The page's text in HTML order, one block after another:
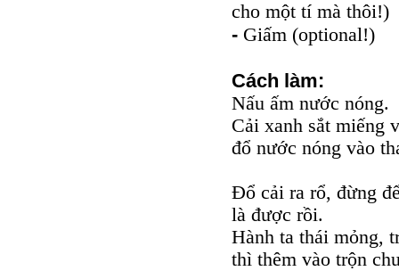
cho một tí mà thôi!)
- Giấm (optional!)
Cách làm:
Nấu ấm nước nóng.
Cải xanh sắt miếng
đổ nước nóng vào
Đổ cải ra rổ, đừng
là được rồi.
Hành ta thái mỏng,
thì thêm vào trộn